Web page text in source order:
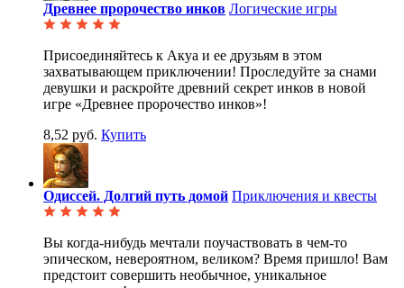
Древнее пророчество инков Логические игры
Присоединяйтесь к Акуа и ее друзьям в этом
захватывающем приключении! Проследуйте за снами
девушки и раскройте древний секрет инков в новой
игре «Древнее пророчество инков»!
8,52 руб. Купить
Одиссей. Долгий путь домой Приключения и квесты
Вы когда-нибудь мечтали поучаствовать в чем-то
эпическом, невероятном, великом? Время пришло! Вам
предстоит совершить необычное, уникальное